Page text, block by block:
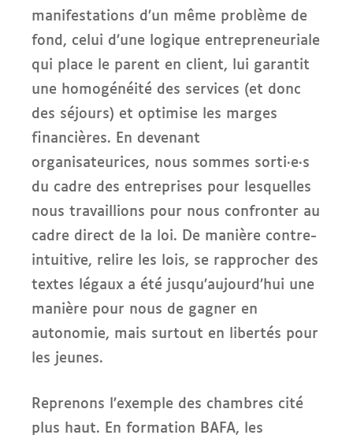
manifestations d’un même problème de
fond, celui d’une logique entrepreneuriale
qui place le parent en client, lui garantit
une homogénéité des services (et donc
des séjours) et optimise les marges
financières. En devenant
organisateurices, nous sommes sorti·e·s
du cadre des entreprises pour lesquelles
nous travaillions pour nous confronter au
cadre direct de la loi. De manière contre-
intuitive, relire les lois, se rapprocher des
textes légaux a été jusqu’aujourd’hui une
manière pour nous de gagner en
autonomie, mais surtout en libertés pour
les jeunes.
Reprenons l’exemple des chambres cité
plus haut. En formation BAFA, les